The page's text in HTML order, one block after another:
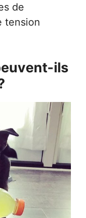
de
tension
ils